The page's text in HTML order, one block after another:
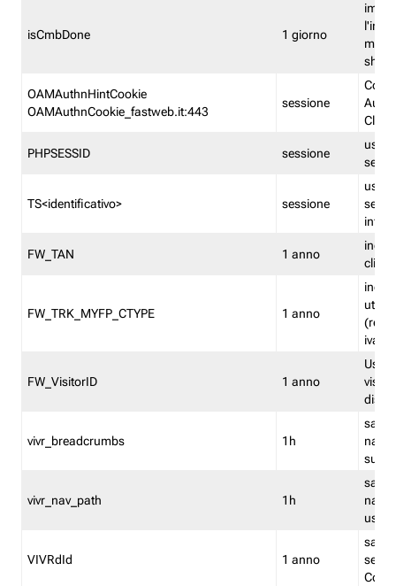
isCmbDone 1 giorno
shp
OAMAuthnHintCookie
OAMAuthnCookie_fastweb.it:443
sessione
PHPSESSID sessione
TS<identificativo> sessione
FW_TAN 1 anno
FW_TRK_MYFP_CTYPE 1 anno
iva/
FW_VisitorID 1 anno
vivr_breadcrumbs 1h
salva
su
vivr_nav_path 1h
salva
VIVRdId 1 anno
salva
Convy